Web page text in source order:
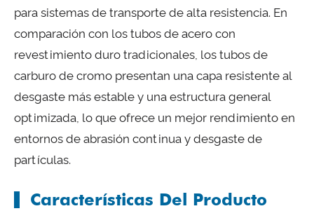
para sistemas de transporte de alta resistencia. En
comparación con los tubos de acero con
revestimiento duro tradicionales, los tubos de
carburo de cromo presentan una capa resistente al
desgaste más estable y una estructura general
optimizada, lo que ofrece un mejor rendimiento en
entornos de abrasión continua y desgaste de
partículas.
Características Del Producto